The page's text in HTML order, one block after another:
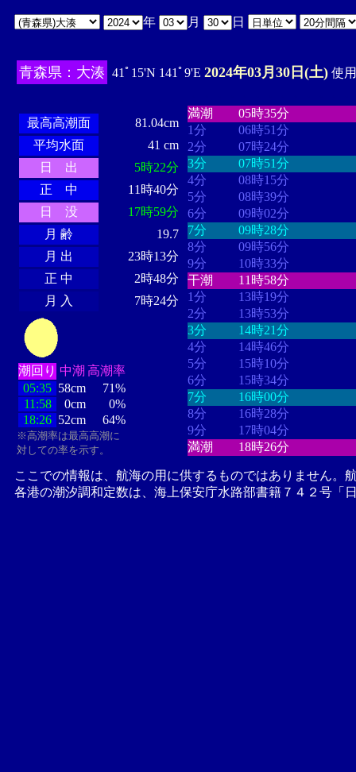
年 月 日
青森県：大湊 41ﾟ15'N 141ﾟ9'E 2024年03月30日(土) 使
最高高潮面
81.04cm
平均水面
41 cm
日 出
5時22分
正 中
11時40分
日 没
17時59分
月 齢
19.7
月 出
23時13分
正 中
2時48分
月 入
7時24分
潮回り 中潮 高潮率
05:35 58cm
71%
11:58
0cm
0%
18:26 52cm 64%
※高潮率は最高高潮に
対しての率を示す。
満潮
05時35分
1分
06時51分
2分
07時24分
3分
07時51分
4分
08時15分
5分
08時39分
6分
09時02分
7分
09時28分
8分
09時56分
9分
10時33分
干潮
11時58分
1分
13時19分
2分
13時53分
3分
14時21分
4分
14時46分
5分
15時10分
6分
15時34分
7分
16時00分
8分
16時28分
9分
17時04分
満潮
18時26分
ここでの情報は、航海の用に供するものではありません。
各港の潮汐調和定数は、海上保安庁水路部書籍７４２号「